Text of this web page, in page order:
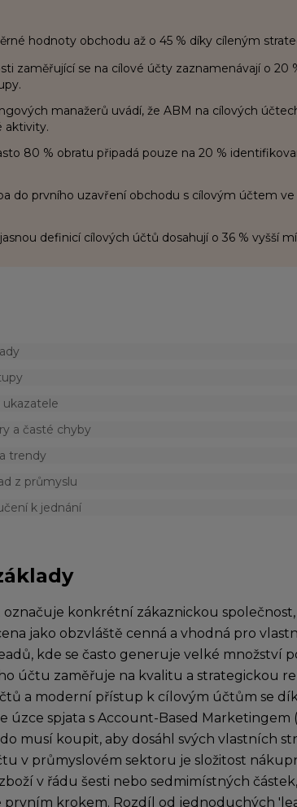
hodnoty obchodu až o 45 % díky cíleným
zaměřující se na cílové účty zaznamenávají o 20
manažerů uvádí, že ABM na cílových
aktivity.
80 % obratu připadá pouze na 20 %
do prvního uzavření obchodu s cílovým účtem
definicí cílových účtů dosahují o 36 % vyšší
ukazatele
a časté chyby
trendy
z průmyslu
k jednání
konkrétní zákaznickou
jako obzvláště cenná a vhodná pro
kde se často generuje velké množství
účtu zaměřuje na kvalitu a strategickou
a moderní přístup k cílovým účtům se
úzce spjata s Account-Based Marketingem
musí koupit, aby dosáhl svých vlastních
v průmyslovém sektoru je složitost
v řádu šesti nebo sedmimístných
prvním krokem. Rozdíl od jednoduchých